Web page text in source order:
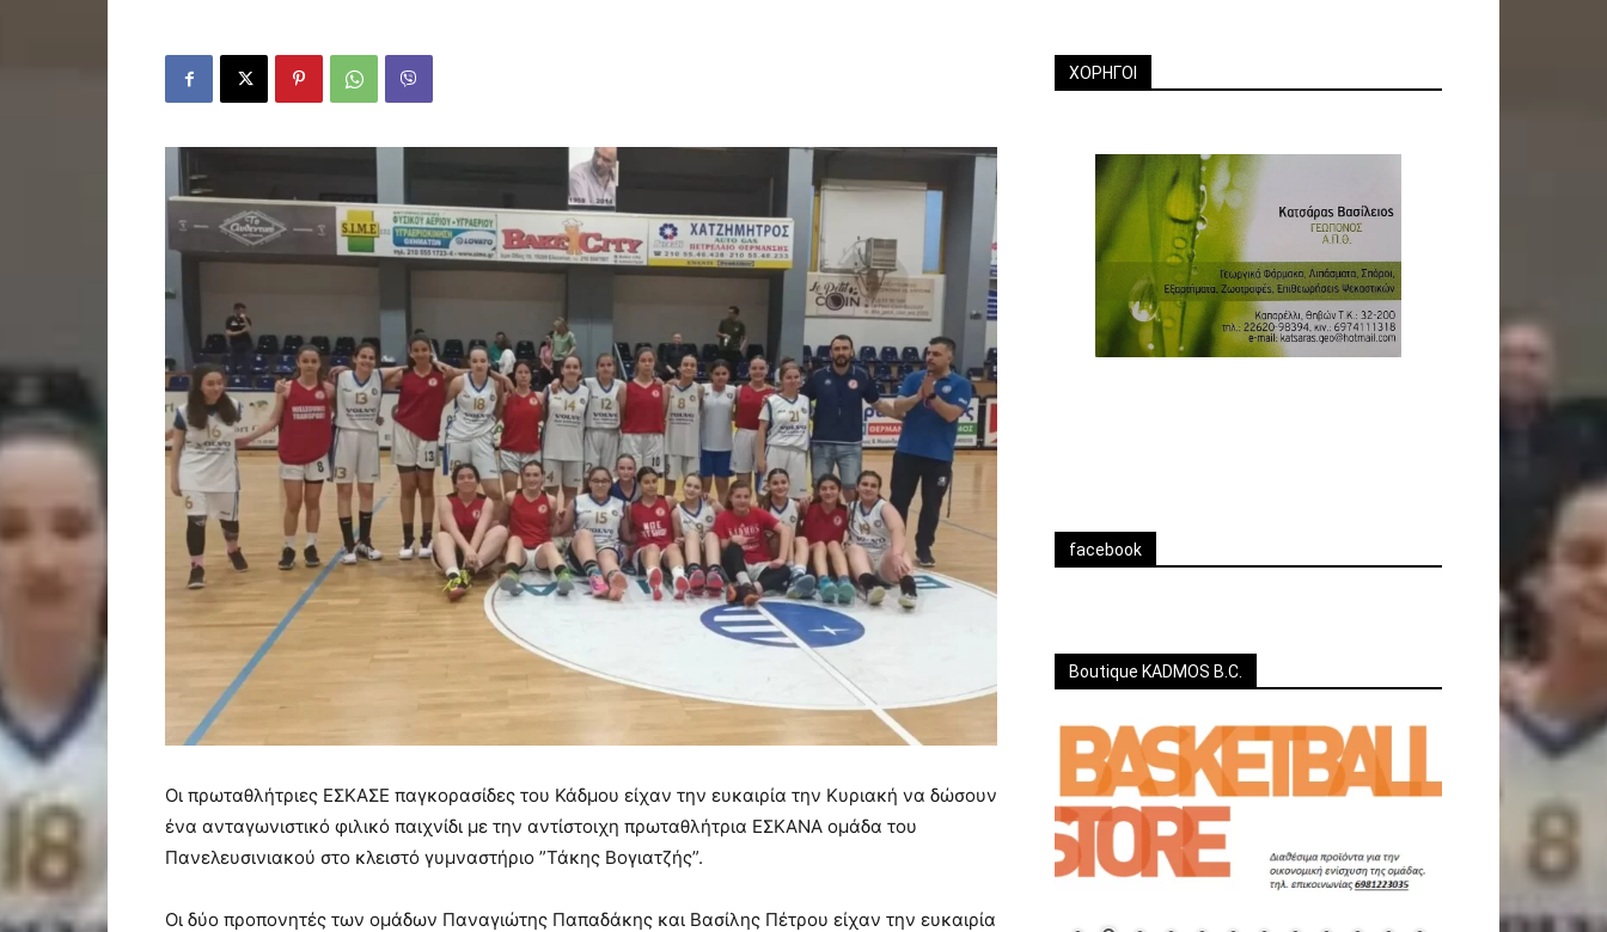
Οι πρωταθλήτριες ΕΣΚΑΣΕ παγκορασίδες του Κάδμου είχαν την ευκαιρία την Κυριακή να δώσουν
ένα ανταγωνιστικό φιλικό παιχνίδι με την αντίστοιχη πρωταθλήτρια ΕΣΚΑΝΑ ομάδα του
Πανελευσινιακού στο κλειστό γυμναστήριο ”Τάκης Βογιατζής”.
Οι δύο προπονητές των ομάδων Παναγιώτης Παπαδάκης και Βασίλης Πέτρου είχαν την ευκαιρία
ΧΟΡΗΓΟΙ
facebook
Boutique KADMOS B.C.